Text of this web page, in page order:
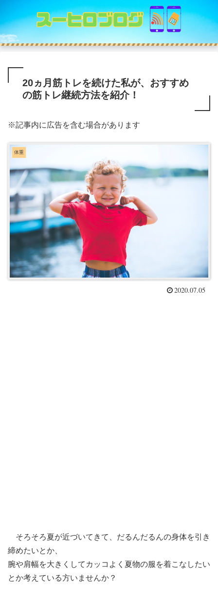
20ヵ月筋トレを続けた私が、おすすめ
の筋トレ継続方法を紹介！
※記事内に広告を含む場合があります
体重
2020.07.05
そろそろ夏が近づいてきて、だるんだるんの身体を引き
締めたいとか、
腕や肩幅を大きくしてカッコよく夏物の服を着こなしたい
とか考えている方いませんか？